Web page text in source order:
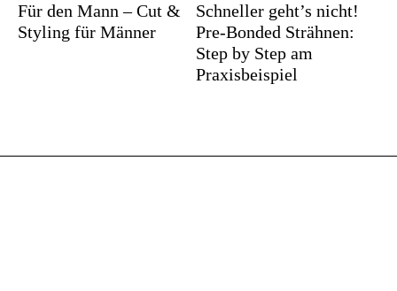
Für den Mann – Cut &
Styling für Männer
Schneller geht’s nicht!
Pre-Bonded Strähnen:
Step by Step am
Praxisbeispiel